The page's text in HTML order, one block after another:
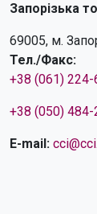
Запорізька
69005, м.
Тел./Факс:
+38 (061)
+38 (050) 484-
E-mail: